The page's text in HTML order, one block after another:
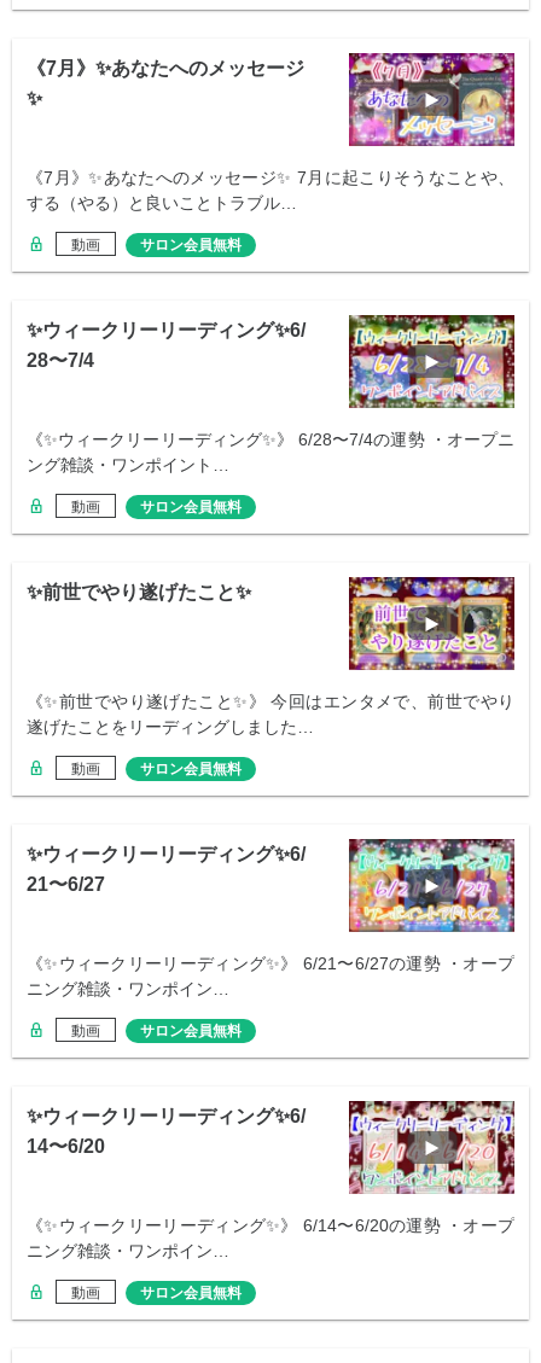
《7月》✨あなたへのメッセージ
✨
《7月》✨あなたへのメッセージ✨ 7月に起こりそうなことや、
する（やる）と良いことトラブル…
動画 サロン会員無料
✨ウィークリーリーディング✨6/
28〜7/4
《✨ウィークリーリーディング✨》 6/28〜7/4の運勢 ・オープニ
ング雑談・ワンポイント…
動画 サロン会員無料
✨前世でやり遂げたこと✨
《✨前世でやり遂げたこと✨》 今回はエンタメで、前世でやり
遂げたことをリーディングしました…
動画 サロン会員無料
✨ウィークリーリーディング✨6/
21〜6/27
《✨ウィークリーリーディング✨》 6/21〜6/27の運勢 ・オープ
ニング雑談・ワンポイン…
動画 サロン会員無料
✨ウィークリーリーディング✨6/
14〜6/20
《✨ウィークリーリーディング✨》 6/14〜6/20の運勢 ・オープ
ニング雑談・ワンポイン…
動画 サロン会員無料